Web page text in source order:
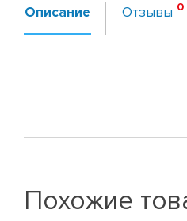
Описание Отзывы
Похожие